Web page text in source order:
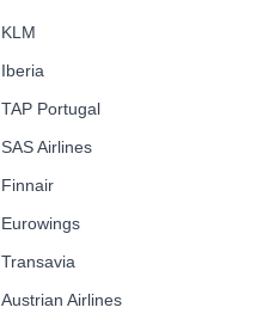
KLM
Iberia
TAP Portugal
SAS Airlines
Finnair
Eurowings
Transavia
Austrian Airlines